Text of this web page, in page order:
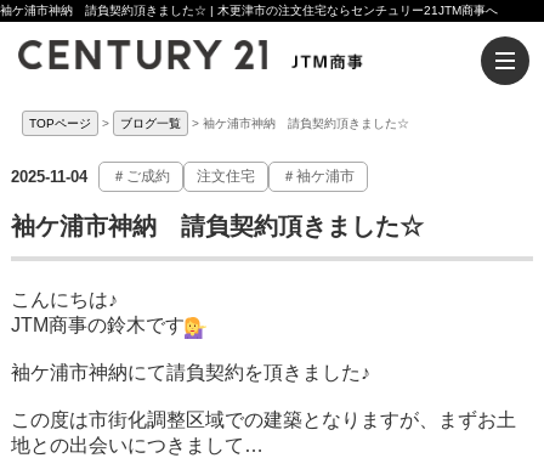
袖ケ浦市神納 請負契約頂きました☆ | 木更津市の注文住宅ならセンチュリー21JTM商事へ
TOPページ ブログ一覧 袖ケ浦市神納 請負契約頂きました☆
2025-11-04 ＃ご成約 注文住宅 ＃袖ケ浦市
袖ケ浦市神納 請負契約頂きました☆
こんにちは♪
JTM商事の鈴木です
袖ケ浦市神納にて請負契約を頂きました♪
この度は市街化調整区域での建築となりますが、まずお土
地との出会いにつきまして…